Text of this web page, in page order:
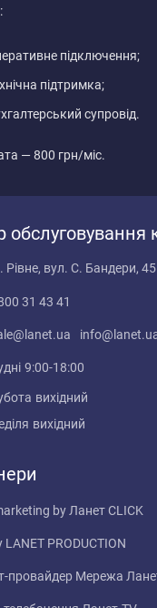
підключення;
підтримка;
супровід.
— 800 грн/міс.
обслуговування
Рівне, вул. С. Бандери, 45
31 43 41
9:00-18:00
вихідний
вихідний
by Ланет CLICK
LANET PRODUCTION
провайдер Мережа